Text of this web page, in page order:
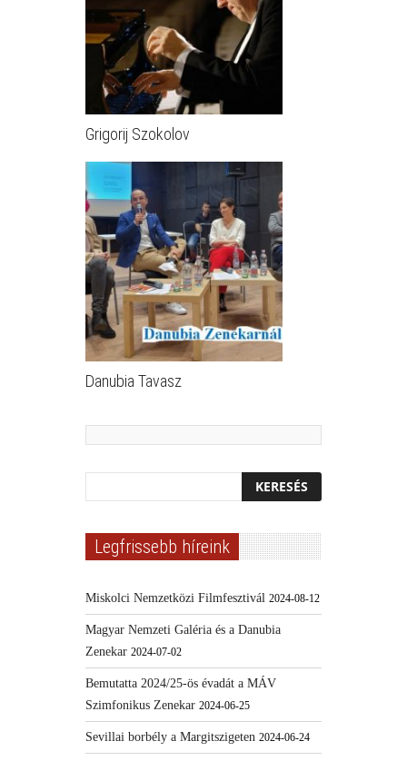
Grigorij Szokolov
Danubia Tavasz
Legfrissebb híreink
Miskolci Nemzetközi Filmfesztivál 2024-08-12
Magyar Nemzeti Galéria és a Danubia
Zenekar 2024-07-02
Bemutatta 2024/25-ös évadát a MÁV
Szimfonikus Zenekar 2024-06-25
Sevillai borbély a Margitszigeten 2024-06-24